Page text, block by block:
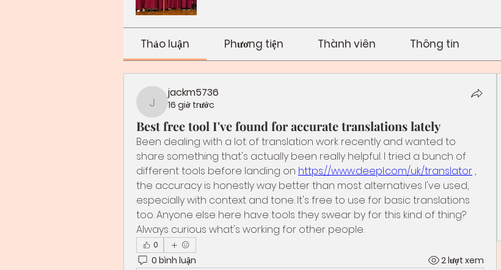
Thảo luận Phương tiện Thành viên Thông tin
jackm5736
jackm5736
16 giờ trước
Best free tool I've found for accurate translations lately
Been dealing with a lot of translation work recently and wanted to
share something that's actually been really helpful. I tried a bunch of
different tools before landing on https://www.deepl.com/uk/translator ,
the accuracy is honestly way better than most alternatives I've used,
especially with context and tone. It's free to use for basic translations
too. Anyone else here have tools they swear by for this kind of thing?
Always curious what's working for other people.
0
0 bình luận 2 lượt xem